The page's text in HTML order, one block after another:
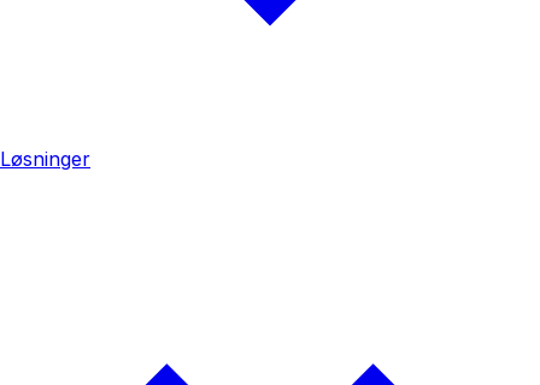
Løsninger